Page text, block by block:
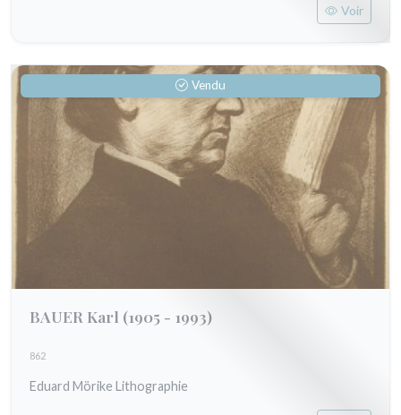
Voir
Vendu
BAUER Karl (1905 - 1993)
862
Eduard Mörike Lithographie